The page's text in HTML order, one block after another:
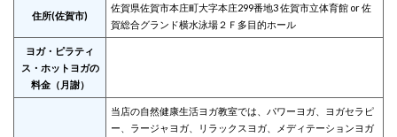
住所(佐賀市)
佐賀県佐賀市本庄町大字本庄299番地3 佐賀市立体育館 or 佐
賀総合グランド横水泳場２Ｆ多目的ホール
ヨガ・ピラティ
ス・ホットヨガの
料金（月謝）
当店の自然健康生活ヨガ教室では、パワーヨガ、ヨガセラピ
ー、ラージャヨガ、リラックスヨガ、メディテーションヨガ